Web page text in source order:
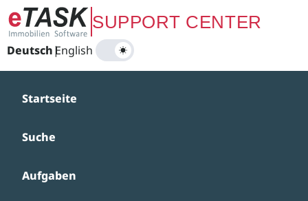
Zum Hauptinhalt springenSUPPORT CENTER
Deutsch|
English
Startseite
Suche
Aufgaben